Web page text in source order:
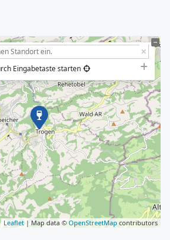
Eingabetaste starten
Leaflet | Map data © OpenStreetMap contributors